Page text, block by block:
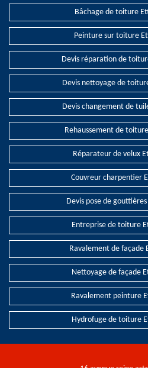
Bâchage de toiture
Peinture sur toiture
Devis réparation de
Devis nettoyage de
Devis changement de
Rehaussement de
Réparateur de velux
Couvreur charpentier
Devis pose de
Entreprise de toiture
Ravalement de façade
Nettoyage de façade
Ravalement peinture
Hydrofuge de toiture